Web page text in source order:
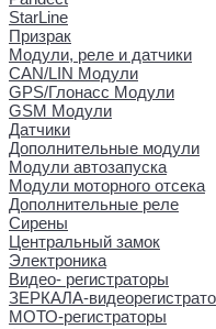
StarLine
Призрак
Модули, реле и датчики
CAN/LIN Модули
GPS/Глонасс Модули
GSM Модули
Датчики
Дополнительные модули
Модули автозапуска
Модули моторного отсека
Дополнительные реле
Сирены
Центральный замок
Электроника
Видео- регистраторы
ЗЕРКАЛА-
МОТО-регистраторы